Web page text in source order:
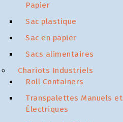
Papier
Sac plastique
Sac en papier
Sacs alimentaires
Chariots Industriels
Roll Containers
Transpalettes Manuels et
Électriques